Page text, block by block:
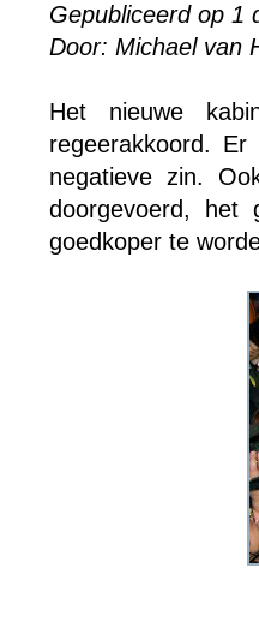
Gepubliceerd op 1
Door: Michael van
Het nieuwe
regeerakkoord.
negatieve zin.
doorgevoerd, het
goedkoper te